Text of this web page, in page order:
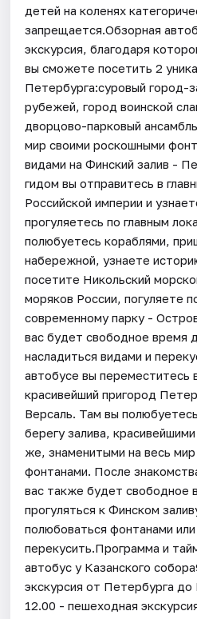
детей на коленях
запрещается.Обзорная
экскурсия, благодаря
вы сможете посетить 2
Петербурга:суровый город-
рубежей, город воинской
дворцово-парковый
мир своими роскошными
видами на Финский залив -
гидом вы отправитесь в
Российской империи и
прогуляетесь по главным
полюбуетесь кораблями,
набережной, узнаете
посетите Никольский
моряков России, погуляете
современному парку -
вас будет свободное время
насладиться видами и
автобусе вы переместитесь
красивейший пригород
Версаль. Там вы
берегу залива,
же, знаменитыми на весь
фонтанами. После
вас также будет свободное
прогуляться к Финском
полюбоваться фонтанами или
перекусить.Программа и
автобус у Казанского
экскурсия от Петербурга
12.00 - пешеходная